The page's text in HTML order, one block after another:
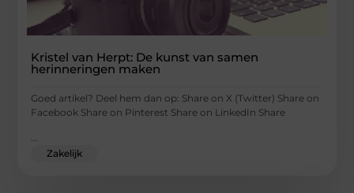
Kristel van Herpt: De kunst van samen
herinneringen maken
Goed artikel? Deel hem dan op: Share on X (Twitter) Share on
Facebook Share on Pinterest Share on LinkedIn Share
...
Zakelijk